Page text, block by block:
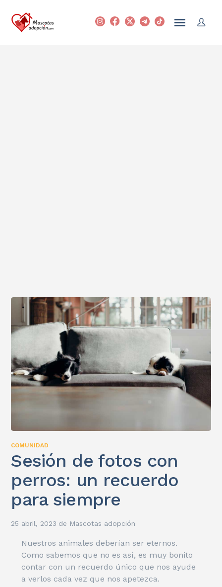
COMUNIDAD
Sesión de fotos con
perros: un recuerdo
para siempre
25 abril, 2023 de Mascotas adopción
Nuestros animales deberían ser eternos.
Como sabemos que no es así, es muy bonito
contar con un recuerdo único que nos ayude
a verlos cada vez que nos apetezca.